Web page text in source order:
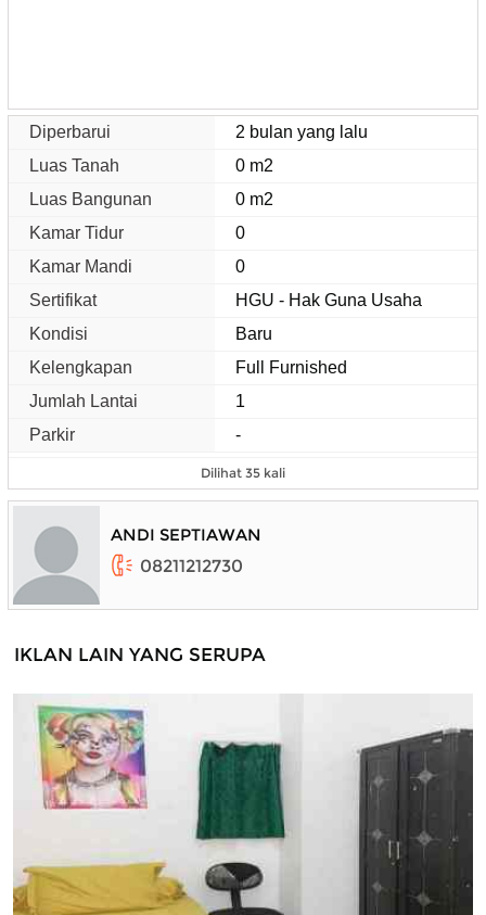
Diperbarui
2 bulan yang lalu
Luas Tanah
0 m2
Luas Bangunan
0 m2
Kamar Tidur
0
Kamar Mandi
0
Sertifikat
HGU - Hak Guna Usaha
Kondisi
Baru
Kelengkapan
Full Furnished
Jumlah Lantai
1
Parkir
-
Dilihat 35 kali
ANDI SEPTIAWAN
08211212730
IKLAN LAIN YANG SERUPA